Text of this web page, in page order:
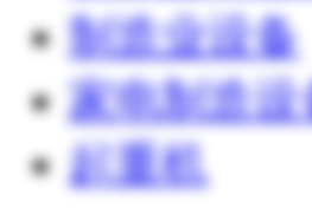
制造业设备
家电制造设
起重机